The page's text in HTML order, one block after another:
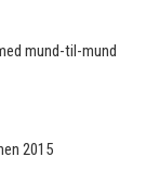
mund-til-mund
2015